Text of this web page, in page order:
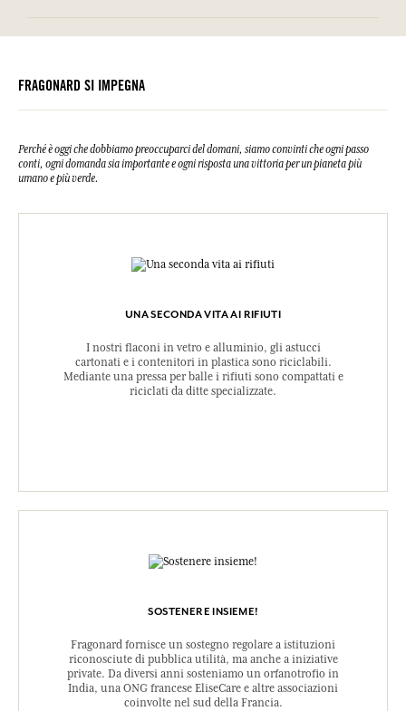
Isomethyl Ionone. Questa lista può essere oggetto di modifiche, si
Si prega di consultare le qualità o le caratteristiche ambientali
FRAGONARD SI IMPEGNA
Perché è oggi che dobbiamo preoccuparci del domani, siamo convinti che ogni passo
conti, ogni domanda sia importante e ogni risposta una vittoria per un pianeta più
umano e più verde.
UNA SECONDA VITA AI RIFIUTI
I nostri flaconi in vetro e alluminio, gli astucci
cartonati e i contenitori in plastica sono riciclabili.
Mediante una pressa per balle i rifiuti sono compattati e
riciclati da ditte specializzate.
SOSTENERE INSIEME!
Fragonard fornisce un sostegno regolare a istituzioni
riconosciute di pubblica utilità, ma anche a iniziative
private. Da diversi anni sosteniamo un orfanotrofio in
India, una ONG francese EliseCare e altre associazioni
coinvolte nel sud della Francia.